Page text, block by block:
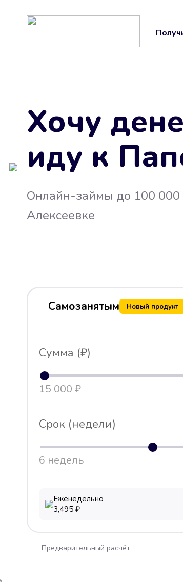
Хочу
иду к
Онлайн-займы до 100 000
Алексеевке
Самозанятым Новый продукт
Сумма (₽)
15 000 ₽
Срок (недели)
6 недель
Еженедельно
3,495 ₽
Предварительный расчёт